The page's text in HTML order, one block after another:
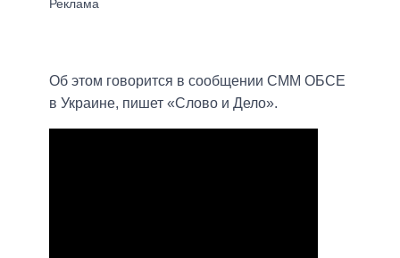
Об этом говорится в сообщении СММ ОБСЕ
в Украине, пишет «Слово и Дело».